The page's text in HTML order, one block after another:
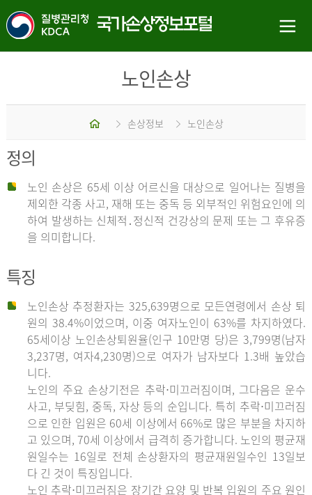
노인손상
홈 손상정보 노인손상
정의
노인 손상은 65세 이상 어르신을 대상으로 일어나는 질병을
제외한 각종 사고, 재해 또는 중독 등 외부적인 위험요인에 의
하여 발생하는 신체적․정신적 건강상의 문제 또는 그 후유증
을 의미합니다.
특징
노인손상 추정환자는 325,639명으로 모든연령에서 손상 퇴
원의 38.4%이었으며, 이중 여자노인이 63%를 차지하였다.
65세이상 노인손상퇴원율(인구 10만명 당)은 3,799명(남자
3,237명, 여자4,230명)으로 여자가 남자보다 1.3배 높았습
니다.
노인의 주요 손상기전은 추락⋅미끄러짐이며, 그다음은 운수
사고, 부딪힘, 중독, 자상 등의 순입니다. 특히 추락⋅미끄러짐
으로 인한 입원은 60세 이상에서 66%로 많은 부분을 차지하
고 있으며, 70세 이상에서 급격히 증가합니다. 노인의 평균재
원일수는 16일로 전체 손상환자의 평균재원일수인 13일보
다 긴 것이 특징입니다.
노인 추락⋅미끄러짐은 장기간 요양 및 반복 입원의 주요 원인